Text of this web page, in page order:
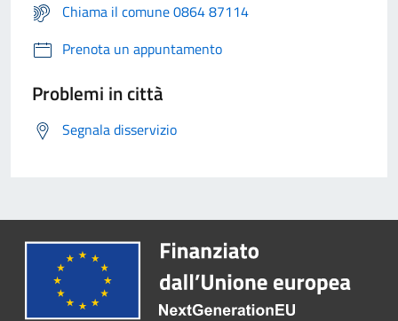
Chiama il comune 0864 87114
Prenota un appuntamento
Problemi in città
Segnala disservizio